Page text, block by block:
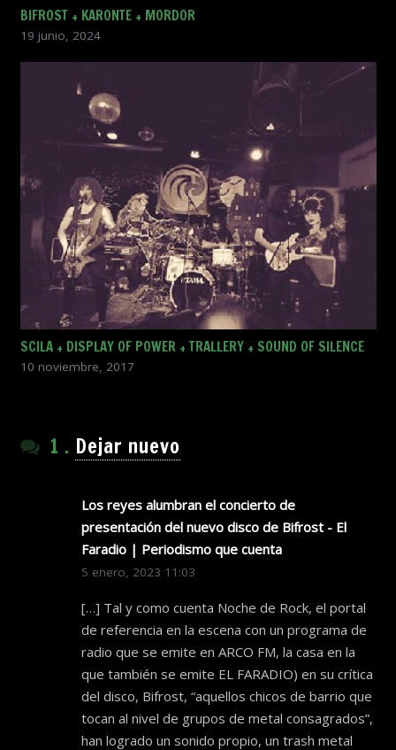
BIFROST + KARONTE + MORDOR
19 junio, 2024
SCILA + DISPLAY OF POWER + TRALLERY + SOUND OF SILENCE
10 noviembre, 2017
1 comentario
. Dejar nuevo
Los reyes alumbran el concierto de
presentación del nuevo disco de Bifrost - El
Faradio | Periodismo que cuenta
5 enero, 2023 11:03
[…] Tal y como cuenta Noche de Rock, el portal
de referencia en la escena con un programa de
radio que se emite en ARCO FM, la casa en la
que también se emite EL FARADIO) en su crítica
del disco, Bifrost, “aquellos chicos de barrio que
tocan al nivel de grupos de metal consagrados”,
han logrado un sonido propio, un trash metal